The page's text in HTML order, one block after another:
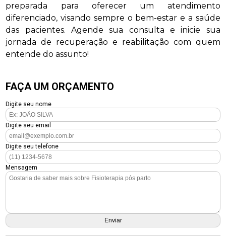
preparada para oferecer um atendimento
diferenciado, visando sempre o bem-estar e a saúde
das pacientes. Agende sua consulta e inicie sua
jornada de recuperação e reabilitação com quem
entende do assunto!
FAÇA UM ORÇAMENTO
Digite seu nome
Digite seu email
Digite seu telefone
Mensagem